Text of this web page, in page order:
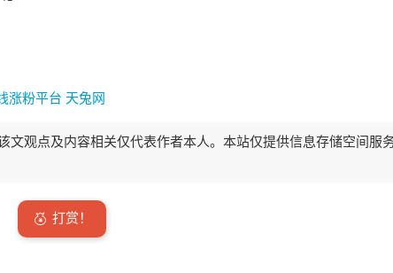
涨粉平台 天兔网
文观点及内容相关仅代表作者本人。本站仅提供信息存储空间服
打赏！